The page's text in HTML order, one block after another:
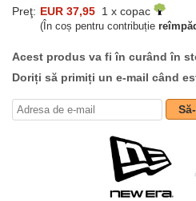
Preţ: EUR 37,95 1 x copac
(În coș pentru contribuție
Acest produs va fi în curând în
Doriți să primiți un e-mail când